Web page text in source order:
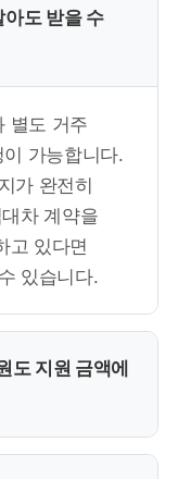
아도 받을 수
별도 거주
가능합니다.
가 완전히
차 계약을
고 있다면
있습니다.
도 지원 금액에